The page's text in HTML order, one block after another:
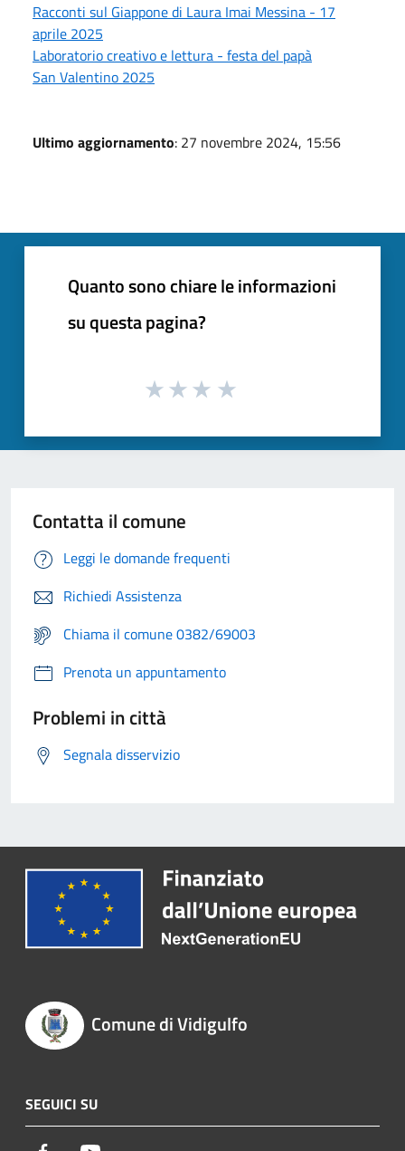
Racconti sul Giappone di Laura Imai Messina - 17
aprile 2025
Laboratorio creativo e lettura - festa del papà
San Valentino 2025
Ultimo aggiornamento: 27 novembre 2024, 15:56
Quanto sono chiare le informazioni
su questa pagina?
Contatta il comune
Leggi le domande frequenti
Richiedi Assistenza
Chiama il comune 0382/69003
Prenota un appuntamento
Problemi in città
Segnala disservizio
Comune di Vidigulfo
SEGUICI SU